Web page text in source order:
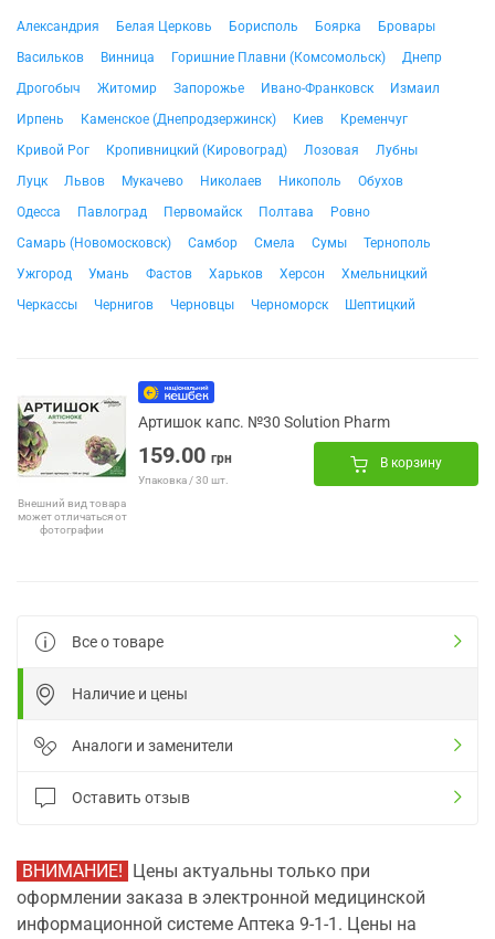
Александрия Белая Церковь Борисполь Боярка
Бровары
Васильков
Винница Горишние Плавни (Комсомольск)
Днепр
Дрогобыч
Житомир Запорожье Ивано-Франковск
Измаил
Ирпень
Каменское (Днепродзержинск) Киев
Кременчуг
Кривой Рог
Кропивницкий (Кировоград) Лозовая
Лубны
Луцк
Львов Мукачево Николаев Никополь
Обухов
Одесса
Павлоград Первомайск Полтава
Ровно
Самарь (Новомосковск)
Самбор Смела Сумы
Тернополь
Ужгород
Умань Фастов Харьков Херсон
Хмельницкий
Черкассы
Чернигов Черновцы Черноморск Шептицкий
Внешний вид товара
может отличаться от
фотографии
Артишок капс. №30 Solution Pharm
159.00 грн
Упаковка / 30 шт.
В корзину
Все о товаре
Наличие и цены
Аналоги и заменители
Оставить отзыв
ВНИМАНИЕ! Цены актуальны только при
оформлении заказа в электронной медицинской
информационной системе Аптека 9-1-1. Цены на